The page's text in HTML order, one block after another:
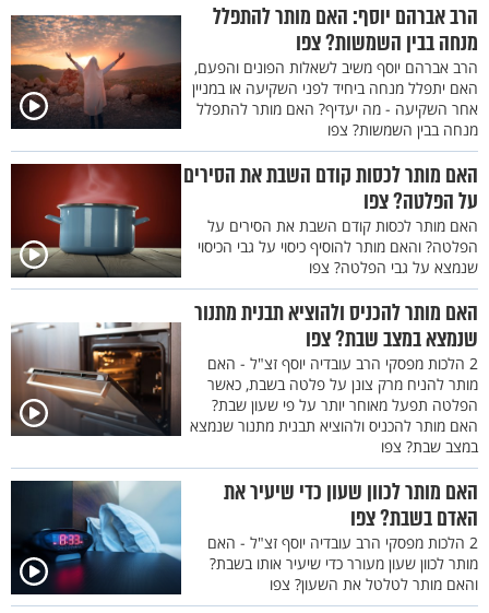
הרב אברהם יוסף: האם מותר להתפלל
מנחה בבין השמשות? צפו
הרב אברהם יוסף משיב לשאלות הפונים והפעם,
האם יתפלל מנחה ביחיד לפני השקיעה או במניין
אחר השקיעה - מה יעדיף? האם מותר להתפלל
מנחה בבין השמשות? צפו
האם מותר לכסות קודם השבת את הסירים
על הפלטה? צפו
האם מותר לכסות קודם השבת את הסירים על
הפלטה? והאם מותר להוסיף כיסוי על גבי הכיסוי
שנמצא על גבי הפלטה? צפו
האם מותר להכניס ולהוציא תבנית מתנור
שנמצא במצב שבת? צפו
2 הלכות מפסקי הרב עובדיה יוסף זצ"ל - האם
מותר להניח מרק צונן על פלטה בשבת, כאשר
הפלטה תפעל מאוחר יותר על פי שעון שבת?
האם מותר להכניס ולהוציא תבנית מתנור שנמצא
במצב שבת? צפו
האם מותר לכוון שעון כדי שיעיר את
האדם בשבת? צפו
2 הלכות מפסקי הרב עובדיה יוסף זצ"ל - האם
מותר לכוון שעון מעורר כדי שיעיר אותו בשבת?
והאם מותר לטלטל את השעון? צפו